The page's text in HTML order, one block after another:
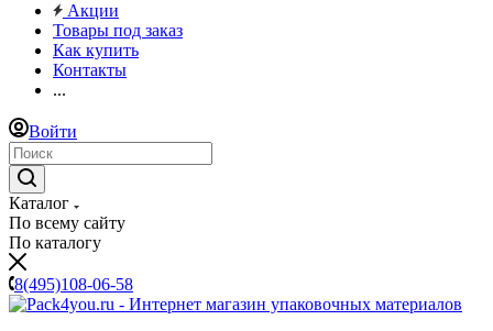
Акции
Товары под заказ
Как купить
Контакты
...
Войти
Каталог
По всему сайту
По каталогу
8(495)108-06-58